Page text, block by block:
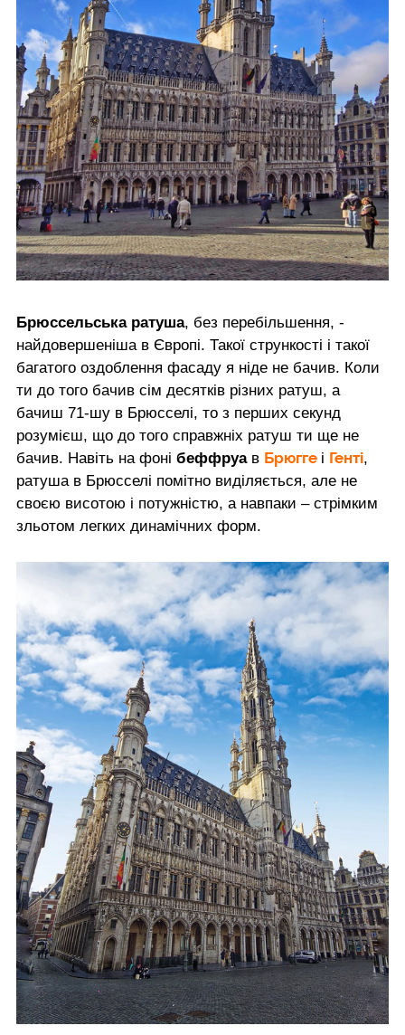
Брюссельська ратуша, без перебільшення, -
найдовершеніша в Європі. Такої стрункості і такої
багатого оздоблення фасаду я ніде не бачив. Коли
ти до того бачив сім десятків різних ратуш, а
бачиш 71-шу в Брюсселі, то з перших секунд
розумієш, що до того справжніх ратуш ти ще не
бачив. Навіть на фоні беффруа в Брюгге і Генті,
ратуша в Брюсселі помітно виділяється, але не
своєю висотою і потужністю, а навпаки – стрімким
зльотом легких динамічних форм.